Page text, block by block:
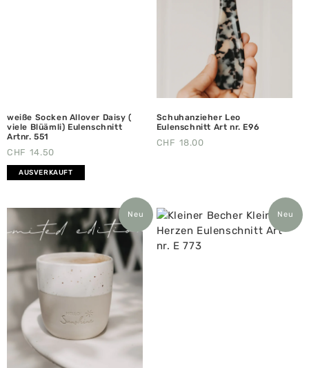
weiße Socken Allover Daisy (
viele Blüämli) Eulenschnitt
Artnr. 551
CHF 14.50
AUSVERKAUFT
Schuhanzieher Leo
Eulenschnitt Art nr. E96
CHF 18.00
Neu Neu